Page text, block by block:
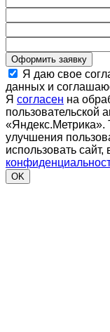
Оформить заявку
Я даю свое
данных и
Я согласен на
пользовательской
«Яндекс.Метрика».
улучшения
использовать
OK